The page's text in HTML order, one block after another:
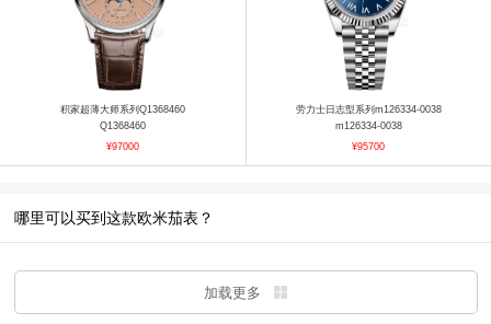
积家超薄大师系列Q1368460
Q1368460
¥97000
劳力士日志型系列m126334-0038
m126334-0038
¥95700
哪里可以买到这款欧米茄表？
加载更多